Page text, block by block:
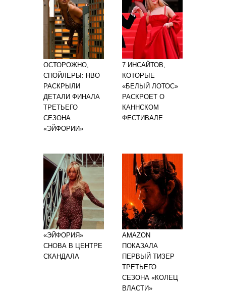
ОСТОРОЖНО,
СПОЙЛЕРЫ: HBO
РАСКРЫЛИ
ДЕТАЛИ ФИНАЛА
ТРЕТЬЕГО
СЕЗОНА
«ЭЙФОРИИ»
7 ИНСАЙТОВ,
КОТОРЫЕ
«БЕЛЫЙ ЛОТОС»
РАСКРОЕТ О
КАННСКОМ
ФЕСТИВАЛЕ
«ЭЙФОРИЯ»
СНОВА В ЦЕНТРЕ
СКАНДАЛА
AMAZON
ПОКАЗАЛА
ПЕРВЫЙ ТИЗЕР
ТРЕТЬЕГО
СЕЗОНА «КОЛЕЦ
ВЛАСТИ»